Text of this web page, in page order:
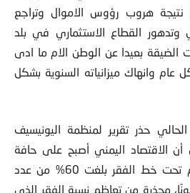
كبيرا له بعد عام 2011 نتيجة هروب رؤوس الاموال وتراجع
وتدهور القطاع الاستثماري في بلد
الضيقة بعيدا عن الوطن الام ما ادى
عام وانهاك ميزانياته السنوية بشكل
حذر تقرير لمنظمة اليونيسيف
أن الاقتصاد اليمني أصبح على حافة
الانهيار، وأن نسبة من هم تحت خط الفقر بلغت 60% من عدد
البلاد البالغ 26 مليونًا، محذرة من تعاظم نسبة الفقر الذي